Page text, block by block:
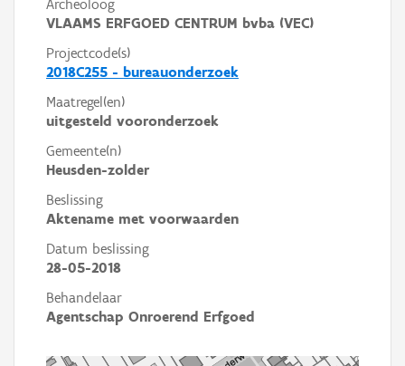
Archeoloog
VLAAMS ERFGOED CENTRUM bvba (VEC)
Projectcode(s)
2018C255 - bureauonderzoek
Maatregel(en)
uitgesteld vooronderzoek
Gemeente(n)
Heusden-zolder
Beslissing
Aktename met voorwaarden
Datum beslissing
28-05-2018
Behandelaar
Agentschap Onroerend Erfgoed